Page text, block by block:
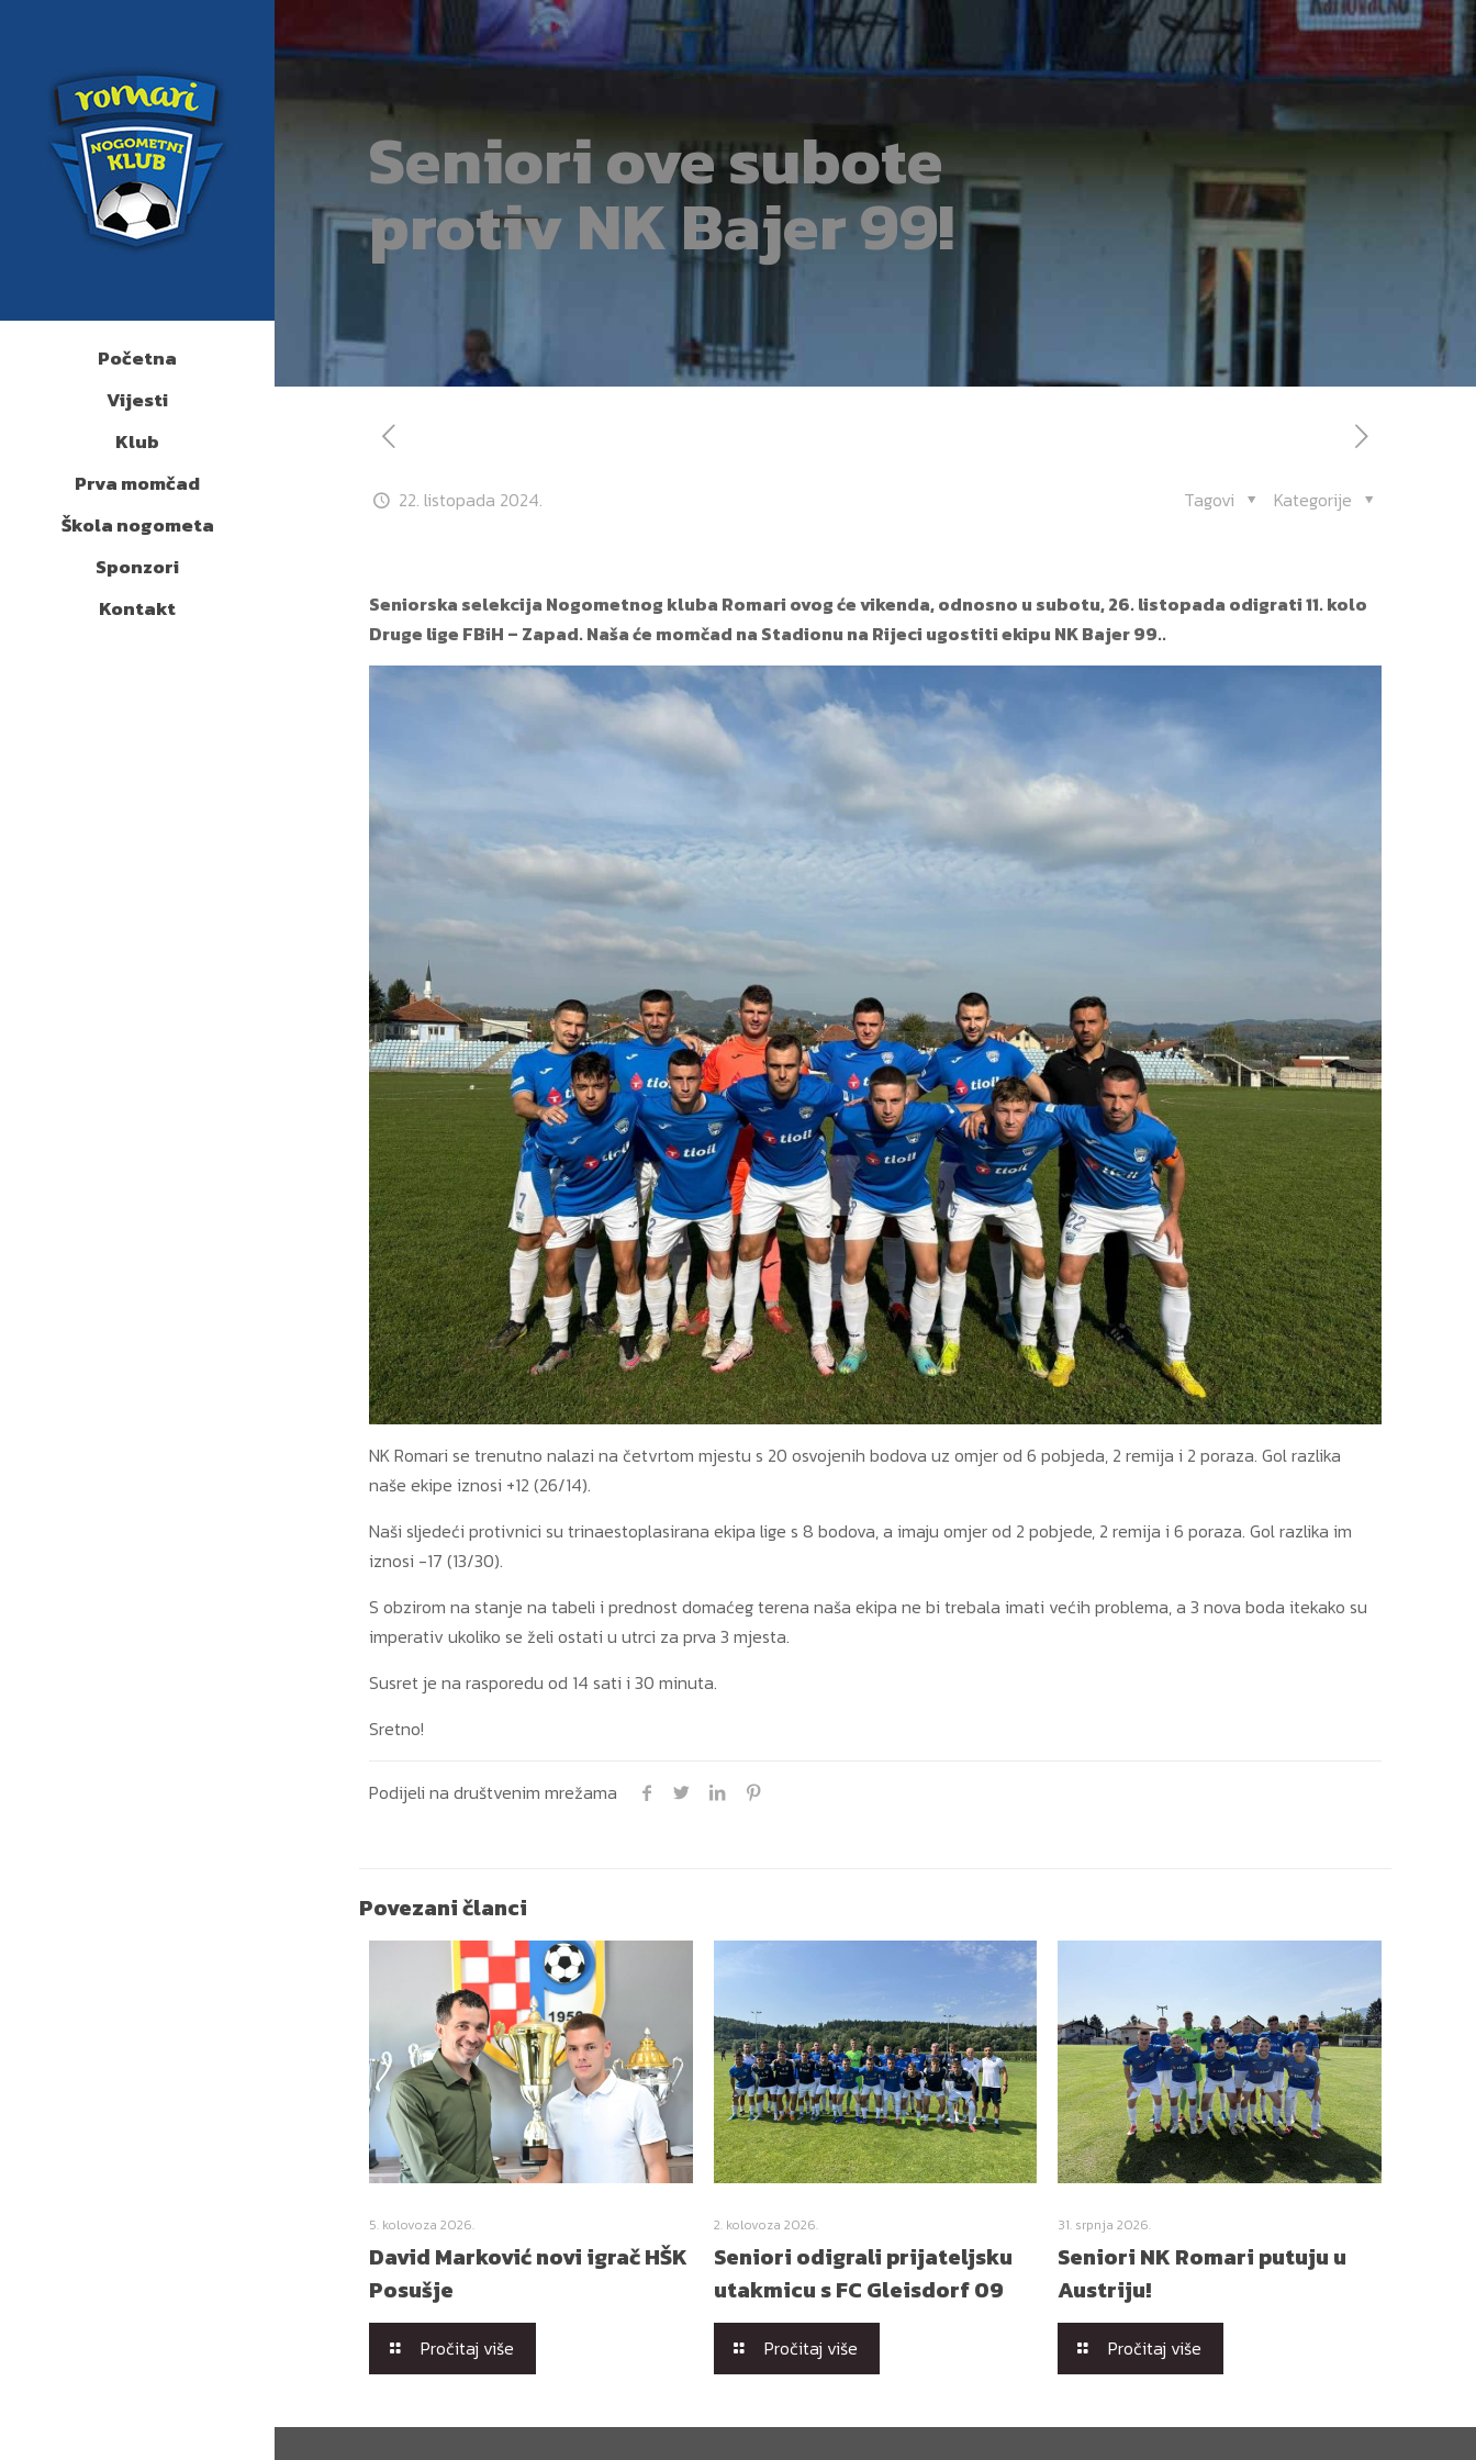
Početna
Vijesti
Klub
Prva momčad
Škola nogometa
Sponzori
Kontakt
Seniori ove subote
protiv NK Bajer 99!
22. listopada 2024. Kategorije
Tagovi
Seniorska selekcija Nogometnog kluba Romari ovog će vikenda, odnosno u subotu, 26. listopada odigrati 11. kolo
Druge lige FBiH – Zapad. Naša će momčad na Stadionu na Rijeci ugostiti ekipu NK Bajer 99..
NK Romari se trenutno nalazi na četvrtom mjestu s 20 osvojenih bodova uz omjer od 6 pobjeda, 2 remija i 2 poraza. Gol razlika
naše ekipe iznosi +12 (26/14).
Naši sljedeći protivnici su trinaestoplasirana ekipa lige s 8 bodova, a imaju omjer od 2 pobjede, 2 remija i 6 poraza. Gol razlika im
iznosi -17 (13/30).
S obzirom na stanje na tabeli i prednost domaćeg terena naša ekipa ne bi trebala imati većih problema, a 3 nova boda itekako su
imperativ ukoliko se želi ostati u utrci za prva 3 mjesta.
Susret je na rasporedu od 14 sati i 30 minuta.
Sretno!
Podijeli na društvenim mrežama
Povezani članci
5. kolovoza 2026.
David Marković novi igrač HŠK
Posušje
Pročitaj više
2. kolovoza 2026.
Seniori odigrali prijateljsku
utakmicu s FC Gleisdorf 09
Pročitaj više
31. srpnja 2026.
Seniori NK Romari putuju u
Austriju!
Pročitaj više